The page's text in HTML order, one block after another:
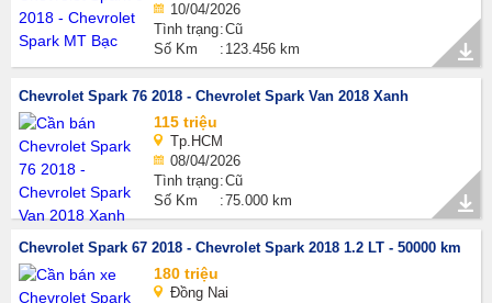
10/04/2026
Tình trạng Cũ
Số Km
123.456 km
Chevrolet Spark 76 2018 - Chevrolet Spark Van 2018 Xanh
115 triệu
Tp.HCM
08/04/2026
Tình trạng Cũ
Số Km
75.000 km
Chevrolet Spark 67 2018 - Chevrolet Spark 2018 1.2 LT - 50000 km
180 triệu
Đồng Nai